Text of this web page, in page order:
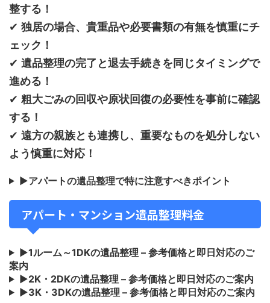
整する！
✔ 独居の場合、貴重品や必要書類の有無を慎重にチ
ェック！
✔ 遺品整理の完了と退去手続きを同じタイミングで
進める！
✔ 粗大ごみの回収や原状回復の必要性を事前に確認
する！
✔ 遠方の親族とも連携し、重要なものを処分しない
よう慎重に対応！
▶アパートの遺品整理で特に注意すべきポイント
アパート・マンション遺品整理料金
▶1ルーム～1DKの遺品整理 – 参考価格と即日対応のご
案内
▶2K・2DKの遺品整理 – 参考価格と即日対応のご案内
▶3K・3DKの遺品整理 – 参考価格と即日対応のご案内